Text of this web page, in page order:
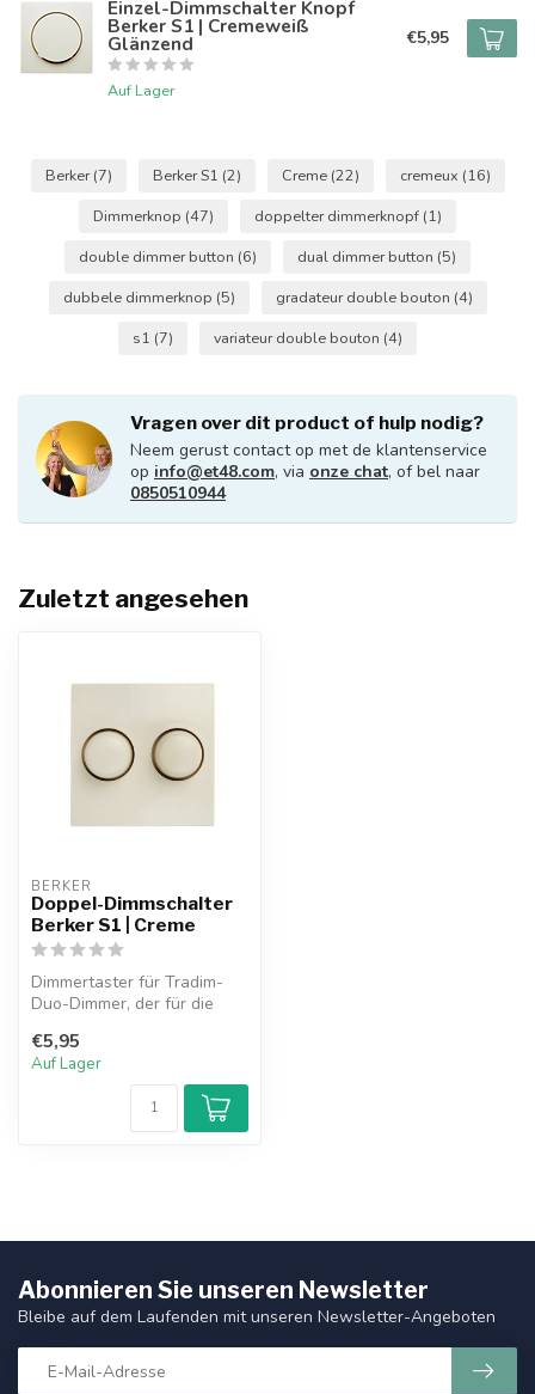
Einzel-Dimmschalter Knopf
Berker S1 | Cremeweiß
Glänzend
Auf Lager
€5,95
Berker(7) Berker S1 (2) Creme (22) cremeux (16)
Dimmerknop (47) doppelter dimmerknopf (1)
double dimmer button (6) dual dimmer button (5)
dubbele dimmerknop (5) gradateur double bouton (4)
s1 (7) variateur double bouton (4)
Vragen over dit product of hulp nodig?
Neem gerust contact op met de klantenservice
op info@et48.com, via onze chat, of bel naar
0850510944
Zuletzt angesehen
BERKER
Doppel-Dimmschalter
Berker S1 | Creme
Dimmertaster für Tradim-
Duo-Dimmer, der für die
S1-Seri...
€5,95
Auf Lager
Abonnieren Sie unseren Newsletter
Bleibe auf dem Laufenden mit unseren Newsletter-Angeboten